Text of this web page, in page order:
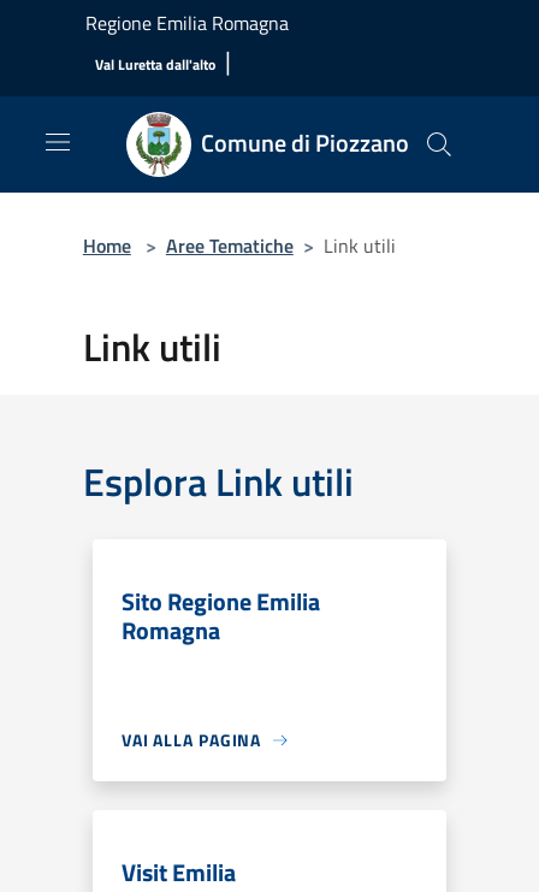
Salta al contenuto principale
Regione Emilia Romagna
Val Luretta dall'alto |
Comune di Piozzano
Home > Aree Tematiche > Link utili
Link utili
Esplora Link utili
Sito Regione Emilia
Romagna
VAI ALLA PAGINA
Visit Emilia